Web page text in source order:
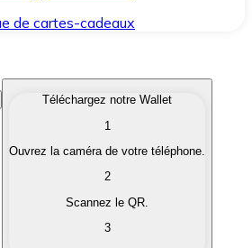
de cartes-cadeaux
qui vous intéressent
cryptomonnaies en monnaie
Téléchargez notre Wallet
1
Ouvrez la caméra de votre téléphone.
2
Scannez le QR.
3